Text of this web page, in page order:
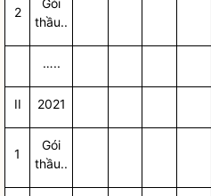
2
Gói
thầu..
…..
II 2021
1
Gói
thầu..